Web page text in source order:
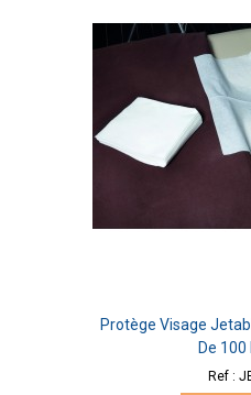
Protège Visage
De 100
Ref :